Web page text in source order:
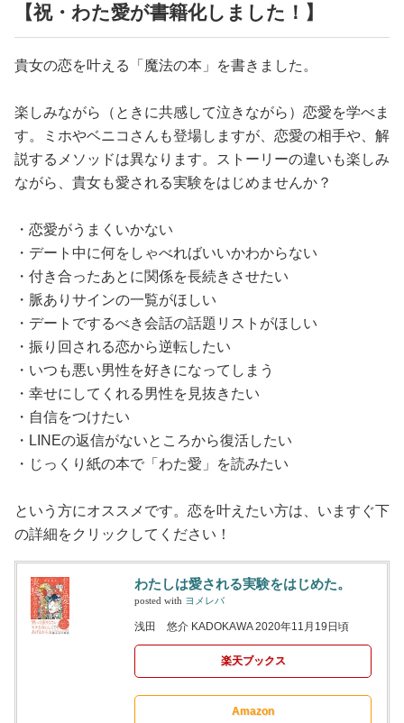
【祝・わた愛が書籍化しました！】
貴女の恋を叶える「魔法の本」を書きました。
楽しみながら（ときに共感して泣きながら）恋愛を学べま
す。ミホやベニコさんも登場しますが、恋愛の相手や、解
説するメソッドは異なります。ストーリーの違いも楽しみ
ながら、貴女も愛される実験をはじめませんか？
・恋愛がうまくいかない
・デート中に何をしゃべればいいかわからない
・付き合ったあとに関係を長続きさせたい
・脈ありサインの一覧がほしい
・デートでするべき会話の話題リストがほしい
・振り回される恋から逆転したい
・いつも悪い男性を好きになってしまう
・幸せにしてくれる男性を見抜きたい
・自信をつけたい
・LINEの返信がないところから復活したい
・じっくり紙の本で「わた愛」を読みたい
という方にオススメです。恋を叶えたい方は、いますぐ下
の詳細をクリックしてください！
わたしは愛される実験をはじめた。
posted with ヨメレバ
浅田 悠介 KADOKAWA 2020年11月19日頃
楽天ブックス
Amazon